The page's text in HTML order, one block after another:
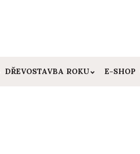
DŘEVOSTAVBA ROKU E-SHOP